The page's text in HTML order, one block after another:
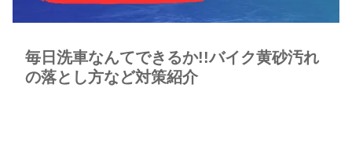
毎日洗車なんてできるか!!バイク黄砂汚れ
の落とし方など対策紹介